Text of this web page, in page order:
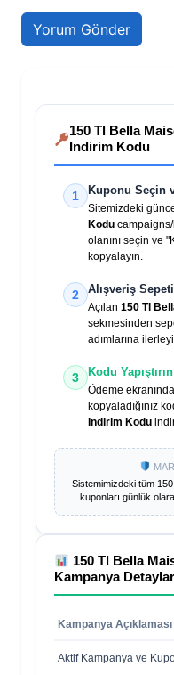
150 Tl Bella
Indirim Kodu
1 Kuponu Seçin
Sitemizdeki
Kodu
olanını seçin ve
kopyalayın.
2 Alışveriş
Açılan 150 Tl
sekmesinden
adımlarına
3 Kodu
Ödeme
kopyaladığınız
Indirim Kodu
Sistemimizdeki tüm
kuponları günlük
150 Tl Bella
Kampanya
Kampanya Açıklaması
Aktif Kampanya ve